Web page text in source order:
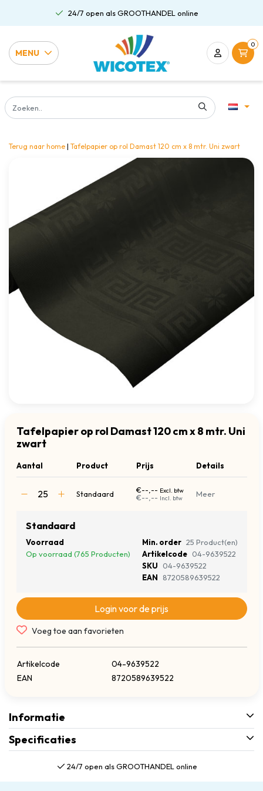
24/7 open als GROOTHANDEL online
MENU
0
Terug naar home | Tafelpapier op rol Damast 120 cm x 8 mtr. Uni zwart
Tafelpapier op rol Damast 120 cm x 8 mtr. Uni
zwart
Aantal Product Prijs Details
Standaard €--,-- Excl. btw
€--,-- Incl. btw Meer
Standaard
Voorraad
Op voorraad (765 Producten)
Min. order 25 Product(en)
Artikelcode 04-9639522
SKU
04-9639522
EAN
8720589639522
Login voor de prijs
Voeg toe aan favorieten
Artikelcode
04-9639522
EAN
8720589639522
Informatie
Specificaties
24/7 open als GROOTHANDEL online